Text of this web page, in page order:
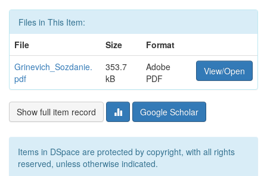
Files in This Item:
File
Size
Format
Grinevich_Sozdanie.
pdf
353.7
kB
Adobe
PDF
View/Open
Show full item record Google Scholar
Items in DSpace are protected by copyright, with all rights
reserved, unless otherwise indicated.